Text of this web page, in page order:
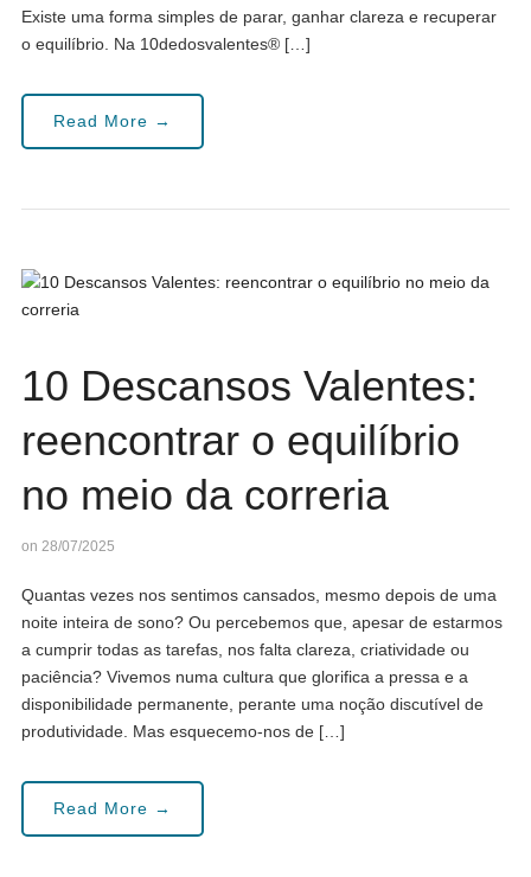
Existe uma forma simples de parar, ganhar clareza e recuperar
o equilíbrio. Na 10dedosvalentes® […]
Read More →
10 Descansos Valentes:
reencontrar o equilíbrio
no meio da correria
on 28/07/2025
Quantas vezes nos sentimos cansados, mesmo depois de uma
noite inteira de sono? Ou percebemos que, apesar de estarmos
a cumprir todas as tarefas, nos falta clareza, criatividade ou
paciência? Vivemos numa cultura que glorifica a pressa e a
disponibilidade permanente, perante uma noção discutível de
produtividade. Mas esquecemo-nos de […]
Read More →